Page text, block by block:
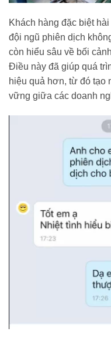
Khách hàng đặc biệt
đội ngũ phiên dịch
còn hiểu sâu về bối
Điều này đã giúp quá
hiệu quả hơn, từ đó tạo
vững giữa các doanh